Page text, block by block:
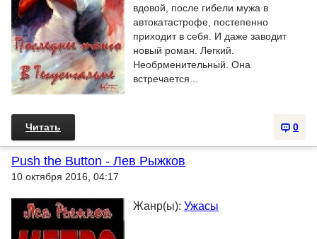
вдовой, после гибели мужа в
автокатастрофе, постепенно
приходит в себя. И даже заводит
новый роман. Легкий.
Необрменительный. Она
встречается...
0
Читать
Push the Button - Лев Рыжков
10 октября 2016, 04:17
Жанр(ы): Ужасы